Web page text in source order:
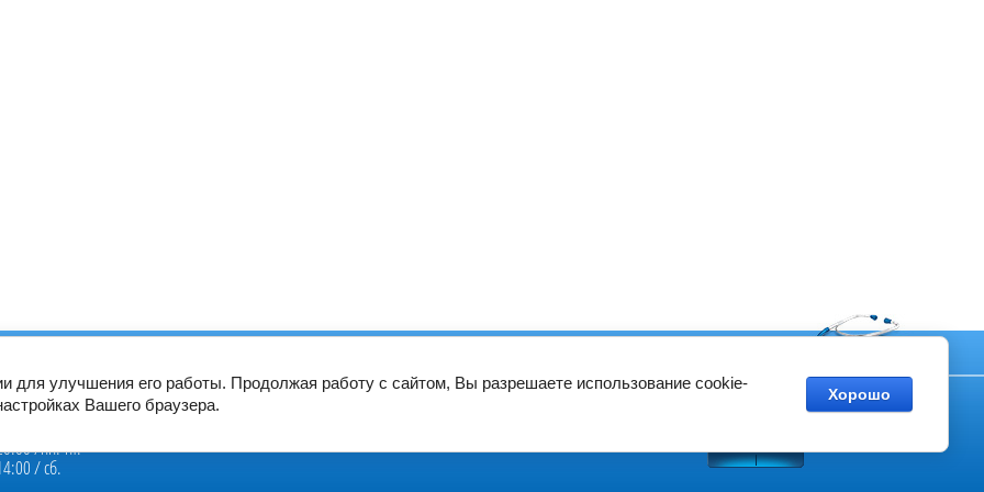
/пн.-пт.
/ сб.
в студии Мегагрупп
для улучшения его работы. Продолжая работу с сайтом, Вы разрешаете использование cookie-
Вашего браузера.
Хорошо